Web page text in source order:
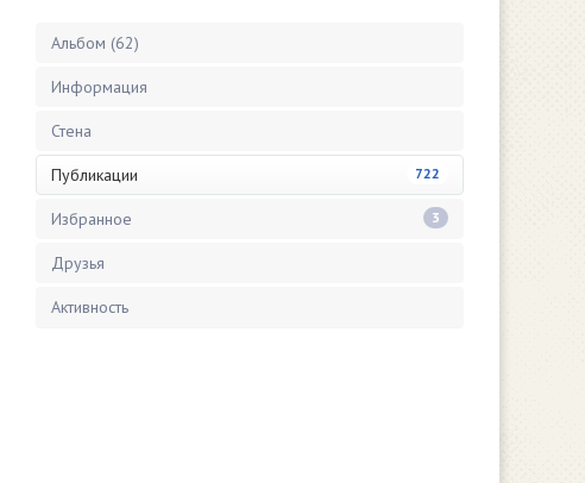
Альбом (62)
Информация
Стена
Публикации 722
Избранное 3
Друзья
Активность